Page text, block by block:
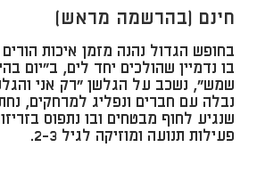
חינם (בהרשמה מראש)
בחופש הגדול נהנה מזמן איכות הורים
בו נדמיין שהולכים יחד לים, ב"יום
שמש", נשכב על הגלשן "רק אני
נבלה עם חברים ונפליג למרחקים,
שנגיע לחוף מבטחים ובו נתפוס
פעילות תנועה ומוזיקה לגיל 2-3.